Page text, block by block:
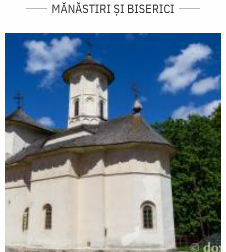
MĂNĂSTIRI ȘI BISERICI